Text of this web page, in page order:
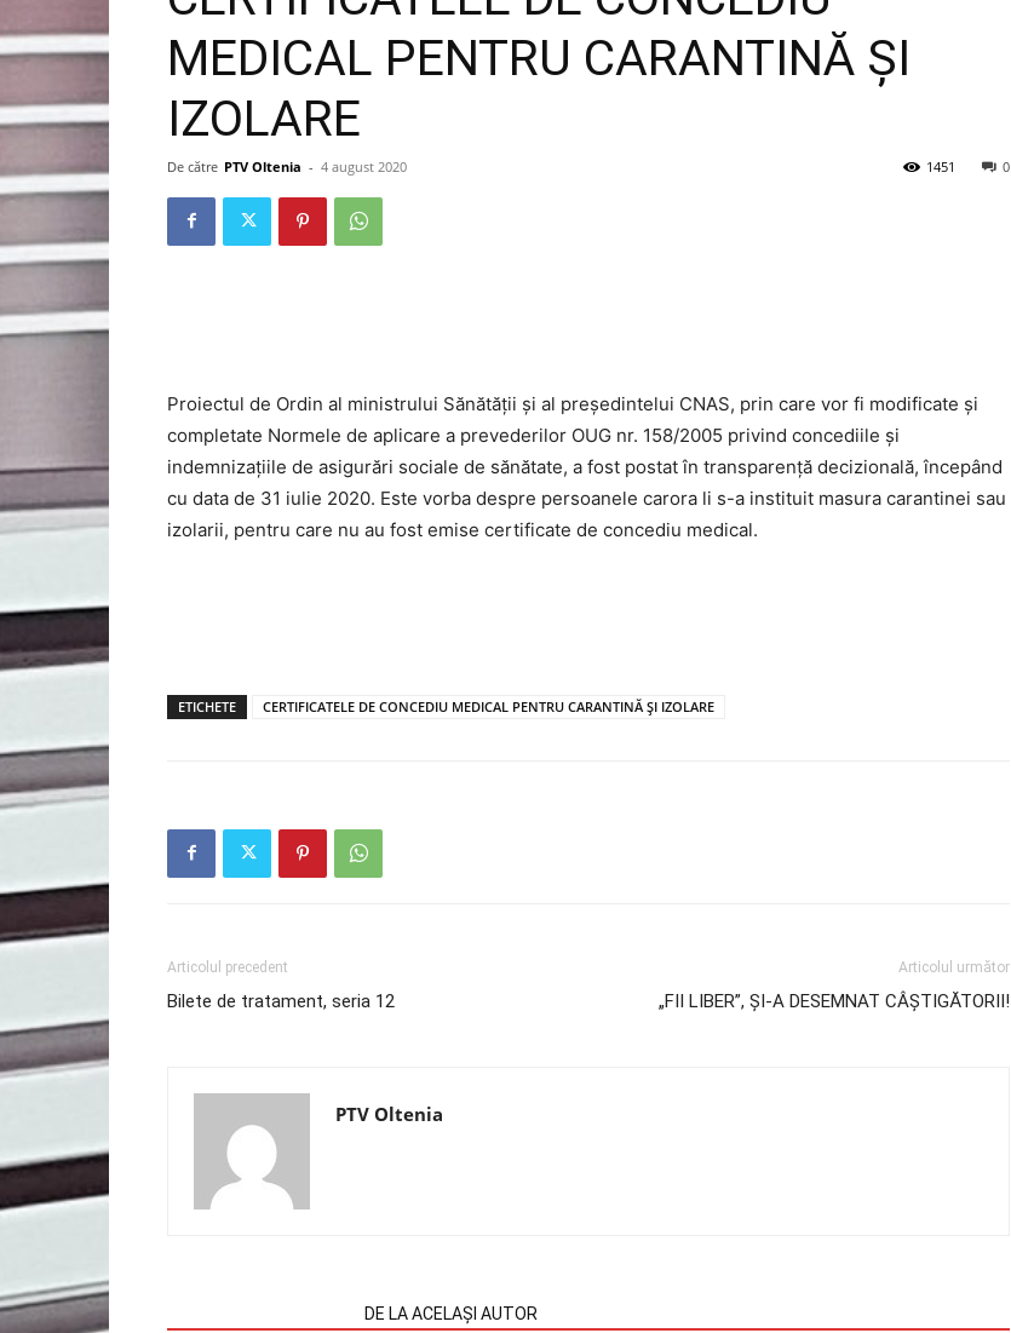
MEDICAL PENTRU CARANTINĂ ȘI
IZOLARE
De către PTV Oltenia - 4 august 2020 0
1451
Proiectul de Ordin al ministrului Sănătății și al președintelui CNAS, prin care vor fi modificate și
completate Normele de aplicare a prevederilor OUG nr. 158/2005 privind concediile și
indemnizațiile de asigurări sociale de sănătate, a fost postat în transparență decizională, începând
cu data de 31 iulie 2020. Este vorba despre persoanele carora li s-a instituit masura carantinei sau
izolarii, pentru care nu au fost emise certificate de concediu medical.
ETICHETE CERTIFICATELE DE CONCEDIU MEDICAL PENTRU CARANTINĂ ȘI IZOLARE
Articolul precedent
Bilete de tratament, seria 12
Articolul următor
„FII LIBER”, ȘI-A DESEMNAT CÂȘTIGĂTORII!
PTV Oltenia
DE LA ACELAȘI AUTOR